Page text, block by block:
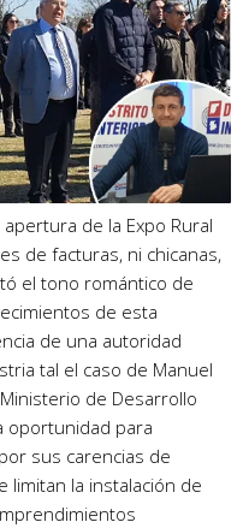
de la Expo Rural
de facturas, ni chicanas,
el tono romántico de
de esta
de una autoridad
tal el caso de Manuel
de Desarrollo
oportunidad para
sus carencias de
limitan la instalación de